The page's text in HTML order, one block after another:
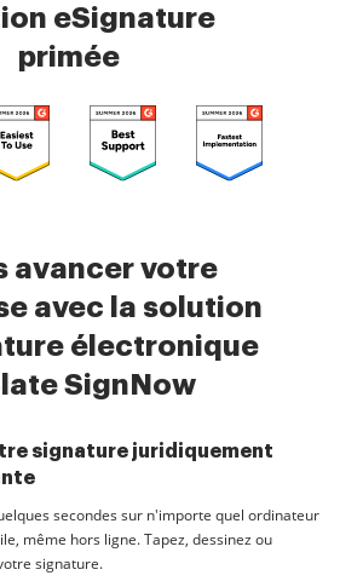
eSignature
primée
avancer votre
avec la solution
électronique
SignNow
signature juridiquement
secondes sur n'importe quel ordinateur
même hors ligne. Tapez, dessinez ou
signature.